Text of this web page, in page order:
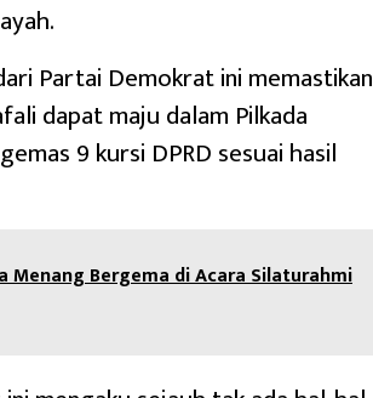
Partai Demokrat ini memastikan
dapat maju dalam Pilkada
9 kursi DPRD sesuai hasil
Menang Bergema di Acara Silaturahmi